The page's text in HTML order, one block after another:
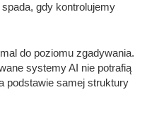
gdy kontrolujemy
do poziomu zgadywania.
systemy AI nie potrafią
podstawie samej struktury